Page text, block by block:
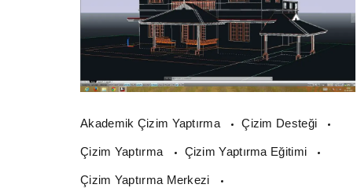
Akademik Çizim Yaptırma Çizim Desteği
Çizim Yaptırma Çizim Yaptırma Eğitimi
Çizim Yaptırma Merkezi